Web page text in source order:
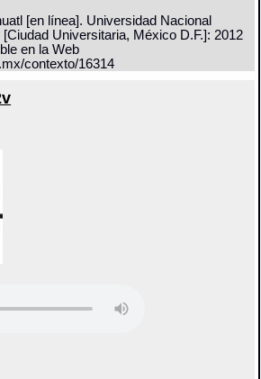
[en línea]. Universidad Nacional
Universitaria, México D.F.]: 2012
en la Web
contexto/16314